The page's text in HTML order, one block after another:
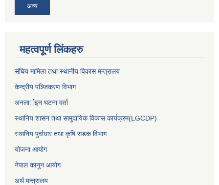
अन्य
महत्वपूर्ण लिंकहरु
संघिय मामिला तथा स्थानीय विकास मन्त्रालय
केन्द्रीय पञ्जिकरण विभाग
अनलार्इन घटना दर्ता
स्थानिय शासन तथा सामुदायिक विकास कार्यक्रम(LGCDP)
स्थानिय पुर्वाधार तथा कृषि सडक विभाग
योजना आयोग
नेपाल कानुन आयोग
अर्थ मन्त्रालय